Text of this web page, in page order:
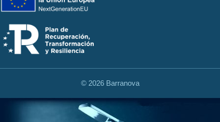
©2026 Barranova